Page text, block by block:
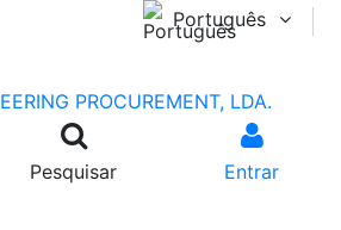
Português
Pesquisar
Entrar